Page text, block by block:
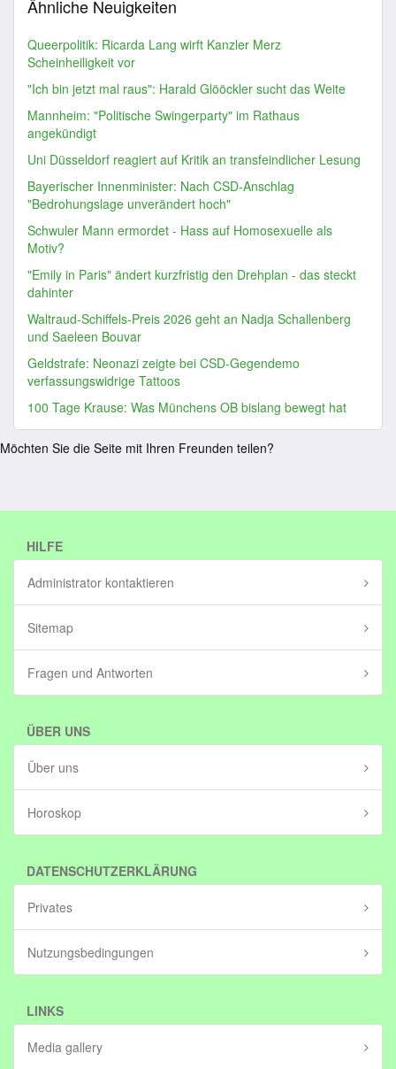
Ähnliche Neuigkeiten
Queerpolitik: Ricarda Lang wirft Kanzler Merz
Scheinheiligkeit vor
"Ich bin jetzt mal raus": Harald Glööckler sucht das Weite
Mannheim: "Politische Swingerparty" im Rathaus
angekündigt
Uni Düsseldorf reagiert auf Kritik an transfeindlicher Lesung
Bayerischer Innenminister: Nach CSD-Anschlag
"Bedrohungslage unverändert hoch"
Schwuler Mann ermordet - Hass auf Homosexuelle als
Motiv?
"Emily in Paris" ändert kurzfristig den Drehplan - das steckt
dahinter
Waltraud-Schiffels-Preis 2026 geht an Nadja Schallenberg
und Saeleen Bouvar
Geldstrafe: Neonazi zeigte bei CSD-Gegendemo
verfassungswidrige Tattoos
100 Tage Krause: Was Münchens OB bislang bewegt hat
Möchten Sie die Seite mit Ihren Freunden teilen?
HILFE
Administrator kontaktieren
Sitemap
Fragen und Antworten
ÜBER UNS
Über uns
Horoskop
DATENSCHUTZERKLÄRUNG
Privates
Nutzungsbedingungen
LINKS
Media gallery